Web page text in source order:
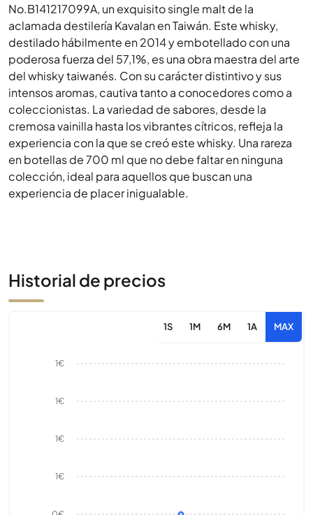
No.B141217099A, un exquisito single malt de la
aclamada destilería Kavalan en Taiwán. Este whisky,
destilado hábilmente en 2014 y embotellado con una
poderosa fuerza del 57,1%, es una obra maestra del arte
del whisky taiwanés. Con su carácter distintivo y sus
intensos aromas, cautiva tanto a conocedores como a
coleccionistas. La variedad de sabores, desde la
cremosa vainilla hasta los vibrantes cítricos, refleja la
experiencia con la que se creó este whisky. Una rareza
en botellas de 700 ml que no debe faltar en ninguna
colección, ideal para aquellos que buscan una
experiencia de placer inigualable.
Historial de precios
1S 1M 6M 1A MAX
1€
1€
1€
1€